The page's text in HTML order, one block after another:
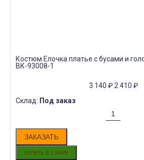
Костюм Елочка платье с бусами и
ВК-93008-1
3 140 ₽ 2 410 ₽
Склад: Под заказ
ЗАКАЗАТЬ